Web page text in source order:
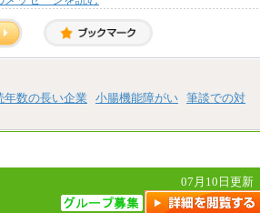
年数の長い企業 小腸機能障がい 筆談での対
07月10日更新